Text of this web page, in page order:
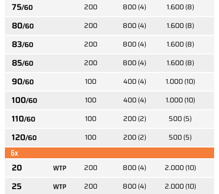
75/60 200 800 (4) 1.600 (8)
80/60 200 800 (4) 1.600 (8)
83/60 200 800 (4) 1.600 (8)
85/60 200 800 (4) 1.600 (8)
90/60 100 400 (4) 1.000 (10)
100/60 100 400 (4) 1.000 (10)
110/60 100 200 (2) 500 (5)
120/60 100 200 (2) 500 (5)
6x
20
200 800 (4) 2.000 (10)
25 200 800 (4) 2.000 (10)